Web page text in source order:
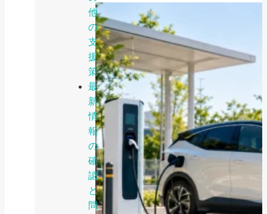
他
の
支
援
策
最
新
情
報
の
確
認
と
問